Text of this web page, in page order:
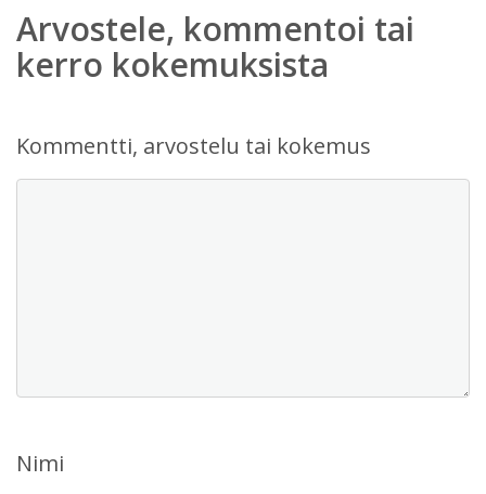
Arvostele, kommentoi tai
kerro kokemuksista
Kommentti, arvostelu tai kokemus
Nimi